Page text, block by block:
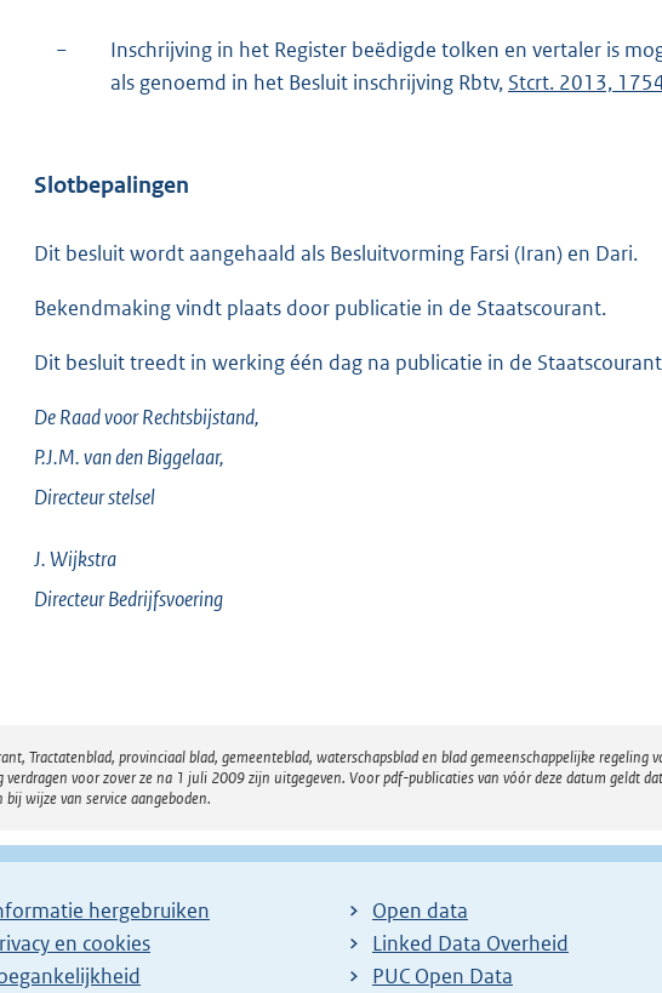
−
Inschrijving in het Register beëdigde tolken en vertaler is
als genoemd in het Besluit inschrijving Rbtv, Stcrt. 2013,
Slotbepalingen
Dit besluit wordt aangehaald als Besluitvorming Farsi (Iran) en Dari.
Bekendmaking vindt plaats door publicatie in de Staatscourant.
Dit besluit treedt in werking één dag na publicatie in de
De Raad voor Rechtsbijstand,
P.J.M. van denBiggelaar,
Directeur stelsel
J.Wijkstra
Directeur Bedrijfsvoering
Tractatenblad, provinciaal blad, gemeenteblad, waterschapsblad en blad gemeenschappelijke
voor zover ze na 1 juli 2009 zijn uitgegeven. Voor pdf-publicaties van vóór deze datum geldt
wijze van service aangeboden.
hergebruiken
en cookies
Open data
Linked Data Overheid
PUC Open Data